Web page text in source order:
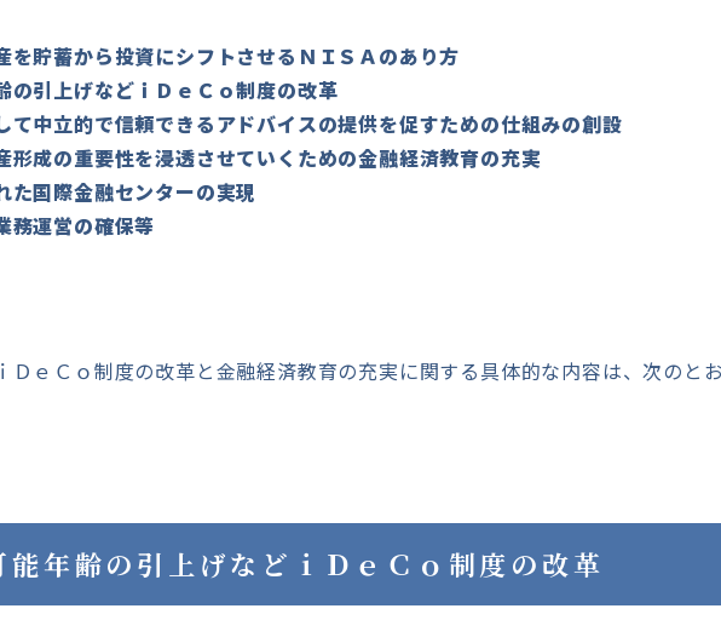
貯蓄から投資にシフトさせるＮＩＳＡのあり方
引上げなどｉＤｅＣｏ制度の改革
中立的で信頼できるアドバイスの提供を促すための仕組みの創設
成の重要性を浸透させていくための金融経済教育の充実
国際金融センターの実現
運営の確保等
ＤｅＣｏ制度の改革と金融経済教育の充実に関する具体的な内容は、次のと
能年齢の引上げなどｉＤｅＣｏ制度の改革